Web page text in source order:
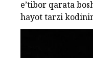
e’tibor qarata
hayot tarzi